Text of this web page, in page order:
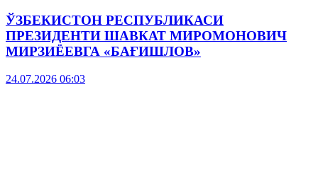
ЎЗБЕКИСТОН РЕСПУБЛИКАСИ
ПРЕЗИДЕНТИ ШАВКАТ МИРОМОНОВИЧ
МИРЗИЁЕВГА «БАҒИШЛОВ»
24.07.2026 06:03